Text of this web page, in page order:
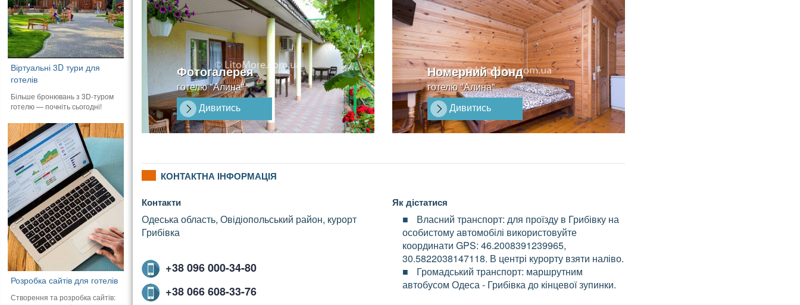
Фотогалерея
готелю "Алина"
Дивитись
Номерний фонд
готелю "Алина"
Дивитись
КОНТАКТНА ІНФОРМАЦІЯ
Контакти
Одеська область, Овідіопольський район, курорт
Грибівка
+38 096 000-34-80
+38 066 608-33-76
Як дістатися
Власний транспорт: для проїзду в Грибівку на
особистому автомобілі використовуйте
координати GPS: 46.2008391239965,
30.5822038147118. В центрі курорту взяти наліво.
Громадський транспорт: маршрутним
автобусом Одеса - Грибівка до кінцевої зупинки.
Віртуальні 3D тури для
готелів
Більше бронювань з 3D-туром
готелю — почніть сьогодні!
Розробка сайтів для готелів
Створення та розробка сайтів: